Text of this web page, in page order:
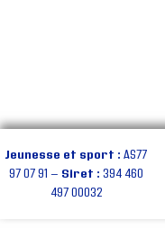
Jeunesse et sport : AS77
97 07 91 — Siret : 394 460
497 00032